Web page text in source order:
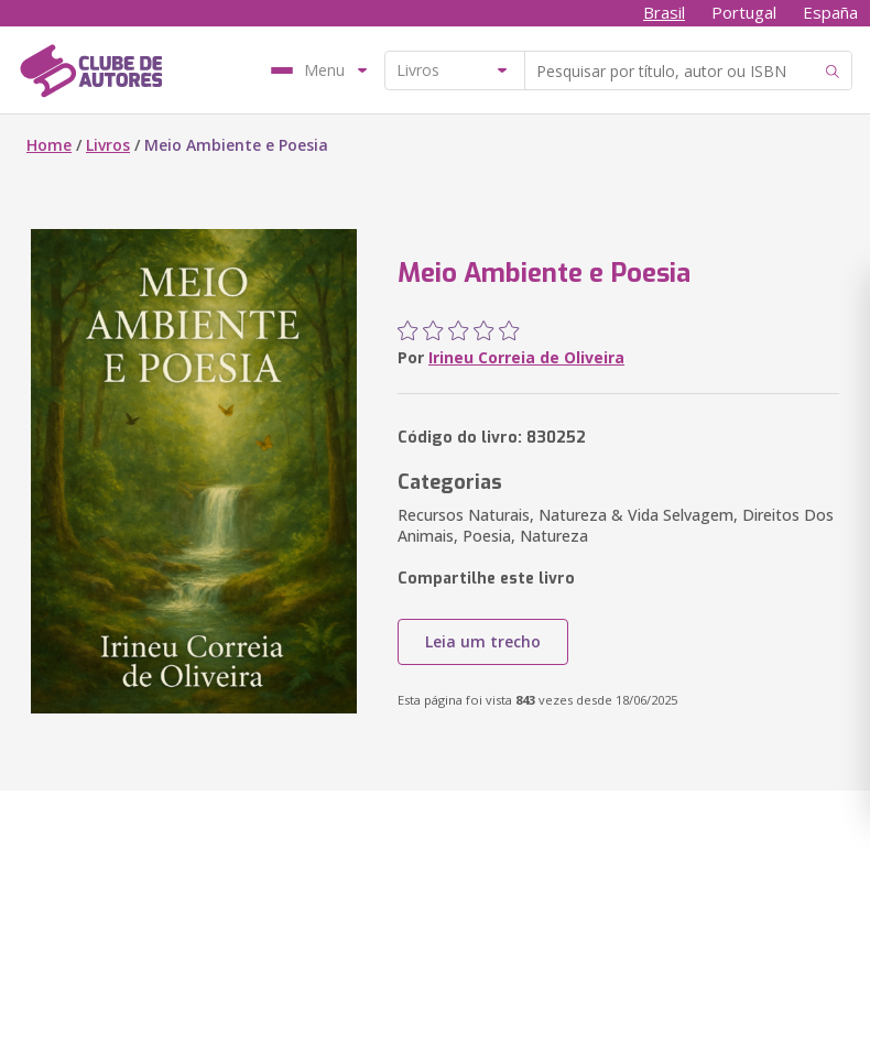
Brasil Portugal España
Menu
Home / Livros / Meio Ambiente e Poesia
Meio Ambiente e Poesia
Por Irineu Correia de Oliveira
Código do livro: 830252
Categorias
Recursos Naturais, Natureza & Vida Selvagem, Direitos Dos
Animais, Poesia, Natureza
Compartilhe este livro
Leia um trecho
Esta página foi vista 843 vezes desde 18/06/2025